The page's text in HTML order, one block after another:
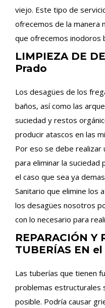
viejo. Este tipo de
ofrecemos de la manera
que ofrecemos inodoros
LIMPIEZA DE
Prado
Los desagües de los
baños, así como las
suciedad y restos
producir atascos en las
Por eso se debe realizar
para eliminar la suciedad
el caso que sea ya
Sanitario que elimine los
los desagües nosotros
con lo necesario para
REPARACIÓN Y
TUBERÍAS EN
Las tuberías que tienen
problemas estructurales
posible. Podría causar